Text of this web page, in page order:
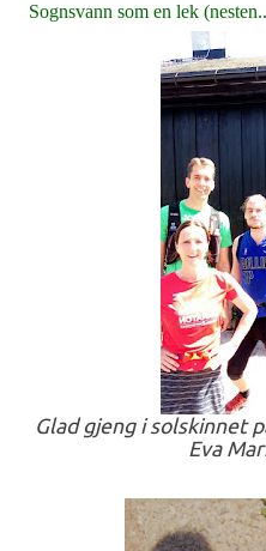
Sognsvann som en lek
Glad gjeng i solskinnet
Eva